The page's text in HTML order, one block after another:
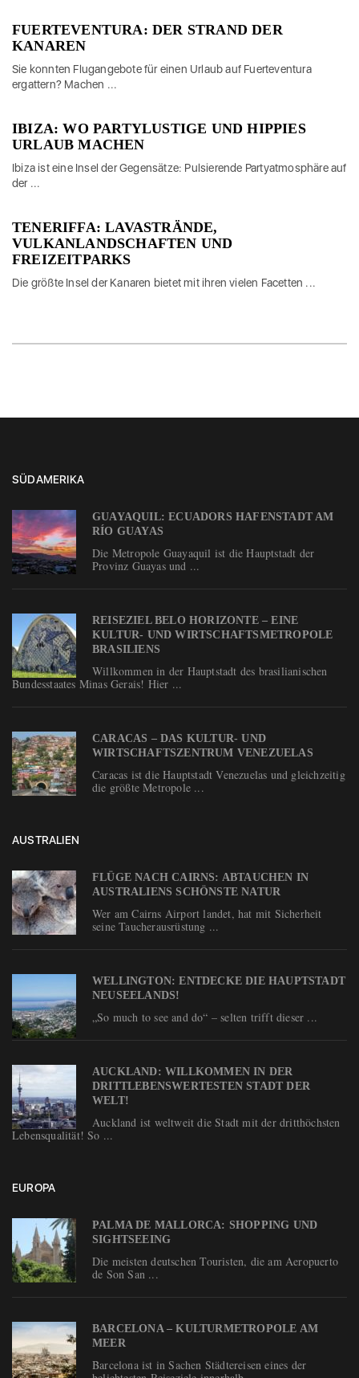
FUERTEVENTURA: DER STRAND DER
KANAREN
Sie konnten Flugangebote für einen Urlaub auf Fuerteventura
ergattern? Machen ...
IBIZA: WO PARTYLUSTIGE UND HIPPIES
URLAUB MACHEN
Ibiza ist eine Insel der Gegensätze: Pulsierende Partyatmosphäre auf
der ...
TENERIFFA: LAVASTRÄNDE,
VULKANLANDSCHAFTEN UND
FREIZEITPARKS
Die größte Insel der Kanaren bietet mit ihren vielen Facetten ...
SÜDAMERIKA
GUAYAQUIL: ECUADORS HAFENSTADT AM
RÍO GUAYAS
Die Metropole Guayaquil ist die Hauptstadt der
Provinz Guayas und ...
REISEZIEL BELO HORIZONTE – EINE
KULTUR- UND WIRTSCHAFTSMETROPOLE
BRASILIENS
Willkommen in der Hauptstadt des brasilianischen
Bundesstaates Minas Gerais! Hier ...
CARACAS – DAS KULTUR- UND
WIRTSCHAFTSZENTRUM VENEZUELAS
Caracas ist die Hauptstadt Venezuelas und gleichzeitig
die größte Metropole ...
AUSTRALIEN
FLÜGE NACH CAIRNS: ABTAUCHEN IN
AUSTRALIENS SCHÖNSTE NATUR
Wer am Cairns Airport landet, hat mit Sicherheit
seine Taucherausrüstung ...
WELLINGTON: ENTDECKE DIE HAUPTSTADT
NEUSEELANDS!
„So much to see and do“ – selten trifft dieser ...
AUCKLAND: WILLKOMMEN IN DER
DRITTLEBENSWERTESTEN STADT DER
WELT!
Auckland ist weltweit die Stadt mit der dritthöchsten
Lebensqualität! So ...
EUROPA
PALMA DE MALLORCA: SHOPPING UND
SIGHTSEEING
Die meisten deutschen Touristen, die am Aeropuerto
de Son San ...
BARCELONA – KULTURMETROPOLE AM
MEER
Barcelona ist in Sachen Städtereisen eines der